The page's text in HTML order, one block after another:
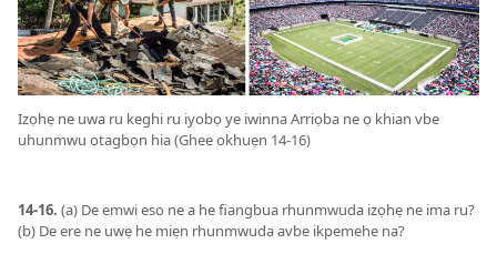
Izọhẹ ne uwa ru keghi ru iyobọ ye iwinna Arriọba ne ọ khian vbe
uhunmwu otagbọn hia (Ghee okhuẹn 14-16)
14-16. (a) De emwi eso ne a he fiangbua rhunmwuda izọhẹ ne ima ru?
(b) De ere ne uwẹ he miẹn rhunmwuda avbe ikpemehe na?